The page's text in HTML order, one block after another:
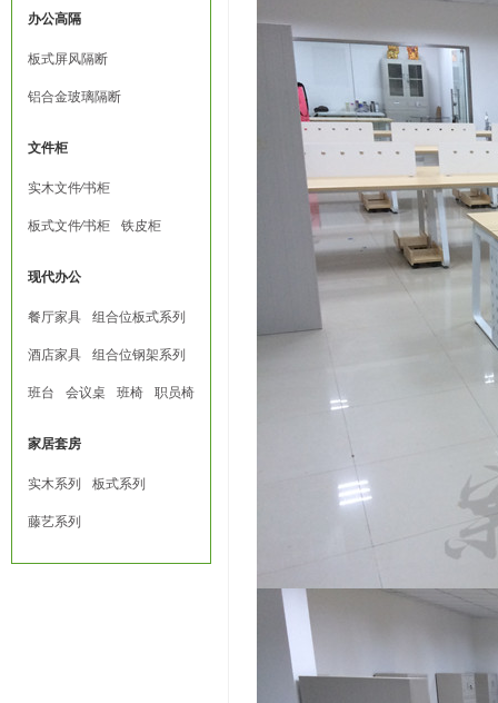
办公高隔
板式屏风隔断
铝合金玻璃隔断
文件柜
实木文件∕书柜
板式文件∕书柜 铁皮柜
现代办公
餐厅家具 组合位板式系列
酒店家具 组合位钢架系列
班台 会议桌 班椅 职员椅
家居套房
实木系列 板式系列
藤艺系列